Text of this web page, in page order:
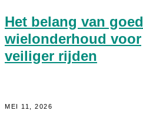
Het belang van goed
wielonderhoud voor
veiliger rijden
MEI 11, 2026